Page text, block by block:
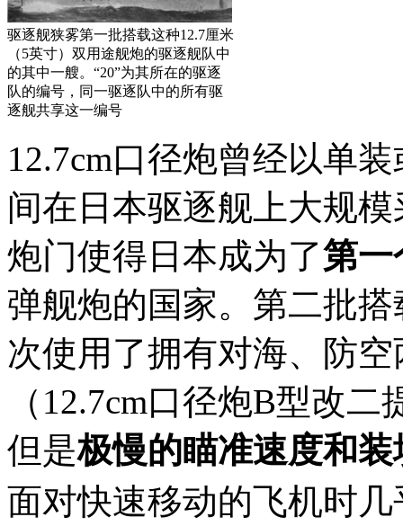
驱逐舰狭雾第一批搭载这种12.7厘米
（5英寸）双用途舰炮的驱逐舰队中
的其中一艘。“20”为其所在的驱逐
队的编号，同一驱逐队中的所有驱
逐舰共享这一编号
12.7cm口径炮曾经以单
间在日本驱逐舰上大规
炮门使得日本成为了第一
弹舰炮的国家。第二批
次使用了拥有对海、防
（12.7cm口径炮B型改
但是极慢的瞄准速度和装
面对快速移动的飞机时